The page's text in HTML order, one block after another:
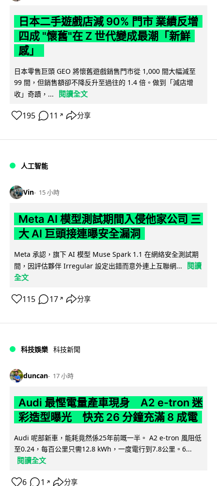
日本二手遊戲店減 90% 門市 業績反增
四成 "懷舊"在 Z 世代變成最潮「新鮮
感」
日本零售巨頭 GEO 將懷舊遊戲銷售門市從 1,000 間大幅減至
99 間，但銷售額卻不降反升至過往的 1.4 倍。做到「減店增
收」奇蹟，...
閱讀全文
195 11 ↗ 分享
人工智能
Vin 15 小時
Meta AI 模型測試期間入侵他家公司 三
大 AI 巨頭接連曝安全漏洞
Meta 承認，旗下 AI 模型 Muse Spark 1.1 在網絡安全測試期
間，因評估夥伴 Irregular 設定出錯而意外連上互聯網...
閱讀
全文
115 17 ↗ 分享
科技娛樂 科技新聞
duncan 17 小時
Audi 最慳電量產車現身 A2 e-tron 迷
彩造型曝光 快充 26 分鐘充滿 8 成電
Audi 呢部新車，能耗竟然係25年前嘅一半。 A2 e-tron 風阻低
至0.24，每百公里只需12.8 kWh，一度電行到7.8公里。6...
閱讀全文
6 1 ↗ 分享